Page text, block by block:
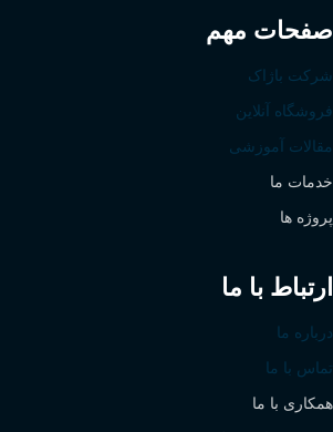
صفحات مهم
شرکت باژاک
فروشگاه آنلاین
مقالات آموزشی
خدمات ما
پروژه ها
ارتباط با ما
درباره ما
تماس با ما
همکاری با ما